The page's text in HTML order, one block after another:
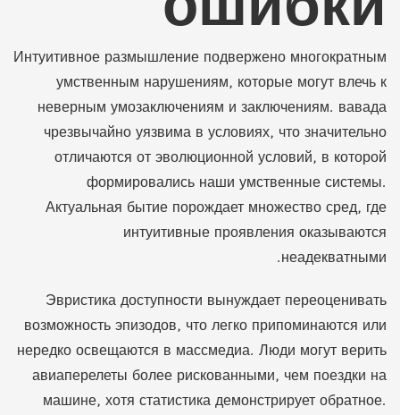
Интуитивное размышление подвержено многократным
умственным нарушениям, которые могут влечь к
неверным умозаключениям и заключениям. вавада
чрезвычайно уязвима в условиях, что значительно
отличаются от эволюционной условий, в которой
формировались наши умственные системы.
Актуальная бытие порождает множество сред, где
интуитивные проявления оказываются
неадекватными.
Эвристика доступности вынуждает переоценивать
возможность эпизодов, что легко припоминаются или
нередко освещаются в массмедиа. Люди могут верить
авиаперелеты более рискованными, чем поездки на
машине, хотя статистика демонстрирует обратное.